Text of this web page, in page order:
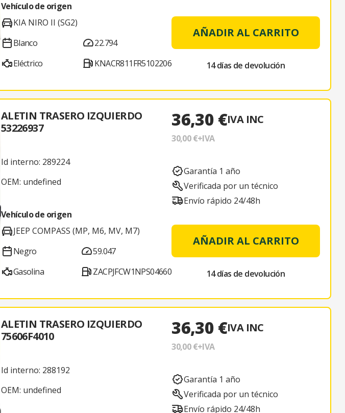
Vehículo de origen
KIA NIRO II (SG2)
Blanco
Eléctrico
22.794
KNACR811FR5102206
AÑADIR AL CARRITO
14 días de devolución
ALETIN TRASERO IZQUIERDO
53226937
Id interno: 289224
OEM: undefined
Vehículo de origen
JEEP COMPASS (MP, M6, MV, M7)
Negro
Gasolina
59.047
ZACPJFCW1NPS04660
36,30 €IVA INC
30,00 €+IVA
Garantía 1 año
Verificada por un técnico
Envío rápido 24/48h
AÑADIR AL CARRITO
14 días de devolución
ALETIN TRASERO IZQUIERDO
75606F4010
Id interno: 288192
OEM: undefined
36,30 €IVA INC
30,00 €+IVA
Garantía 1 año
Verificada por un técnico
Envío rápido 24/48h